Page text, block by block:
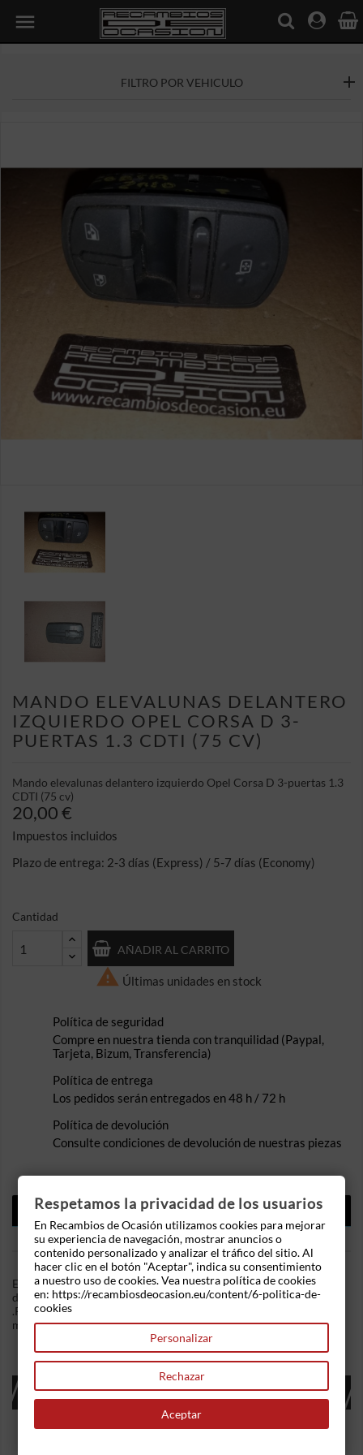

FILTRO POR VEHICULO
MANDO ELEVALUNAS DELANTERO
IZQUIERDO OPEL CORSA D 3-
PUERTAS 1.3 CDTI (75 CV)
Mando elevalunas delantero izquierdo Opel Corsa D 3-puertas 1.3
CDTI (75 cv)
20,00 €
Impuestos incluidos
Plazo de entrega: 2-3 días (Express) / 5-7 días (Economy)
Cantidad
AÑADIR AL CARRITO
 Últimas unidades en stock
Política de seguridad
Compre en nuestra tienda con tranquilidad (Paypal,
Tarjeta, Bizum, Transferencia)
Política de entrega
Los pedidos serán entregados en 48 h / 72 h
Política de devolución
Consulte condiciones de devolución de nuestras piezas
DESCRIPCIÓN
DETALLES DEL PRODUCTO
En Recambios de Ocasion disponemos de Mando elevalunas
delantero izquierdo Opel Corsa D 3-puertas 1.3 CDTI (75 cv)
.Referencia Interna: 03281726134364. Ademas, disponemos de
mas recambios, si tiene cualquier duda consultenos.
16 OTROS PRODUCTOS EN LA MISMA
CATEGORÍA:
Respetamos la privacidad de los usuarios
En Recambios de Ocasión utilizamos cookies para mejorar
su experiencia de navegación, mostrar anuncios o
contenido personalizado y analizar el tráfico del sitio. Al
hacer clic en el botón "Aceptar", indica su consentimiento
a nuestro uso de cookies. Vea nuestra política de cookies
en: https://recambiosdeocasion.eu/content/6-politica-de-
cookies
Personalizar
Rechazar
Aceptar